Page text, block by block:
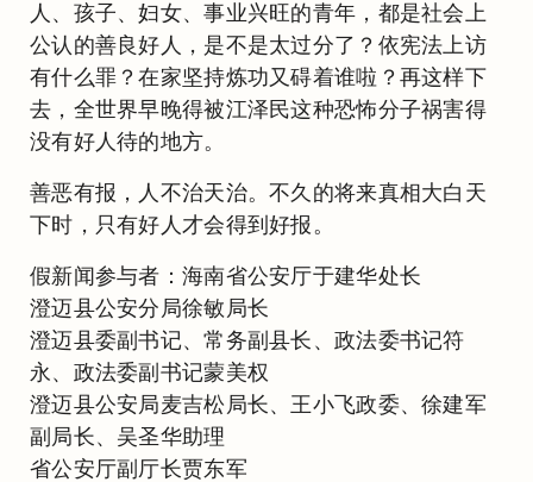
人、孩子、妇女、事业兴旺的青年，都是社会上
公认的善良好人，是不是太过分了？依宪法上访
有什么罪？在家坚持炼功又碍着谁啦？再这样下
去，全世界早晚得被江泽民这种恐怖分子祸害得
没有好人待的地方。
善恶有报，人不治天治。不久的将来真相大白天
下时，只有好人才会得到好报。
假新闻参与者：海南省公安厅于建华处长
澄迈县公安分局徐敏局长
澄迈县委副书记、常务副县长、政法委书记符
永、政法委副书记蒙美权
澄迈县公安局麦吉松局长、王小飞政委、徐建军
副局长、吴圣华助理
省公安厅副厅长贾东军